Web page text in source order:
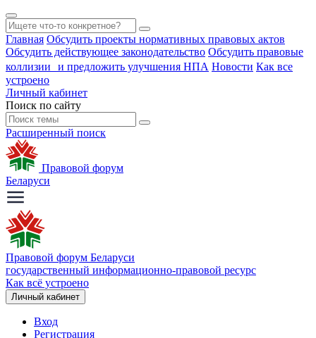
Главная Обсудить проекты нормативных правовых актов
Обсудить действующее законодательство Обсудить правовые
коллизии и предложить улучшения НПА Новости Как все
устроено
Личный кабинет
Поиск по сайту
Расширенный поиск
Правовой форум
Беларуси
Правовой форум Беларуси
государственный информационно-правовой ресурс
Как всё устроено
Личный кабинет
Вход
Регистрация